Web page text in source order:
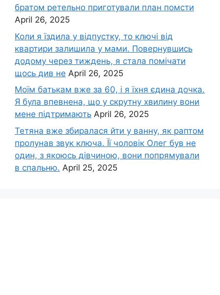
братом ретельно приготували план помсти
April 26, 2025
Коли я їздила у відпустку, то ключі від
квартири залишила у мами. Повернувшись
додому через тиждень, я стала помічати
щось див не April 26, 2025
Моїм батькам вже за 60, і я їхня єдина дочка.
Я була впевнена, що у скрутну хвилину вони
мене підтримають April 26, 2025
Тетяна вже збиралася йти у ванну, як раптом
пролунав звук ключа. Її чоловік Олег був не
один, з якоюсь дівчиною, вони попрямували
в спальню. April 25, 2025